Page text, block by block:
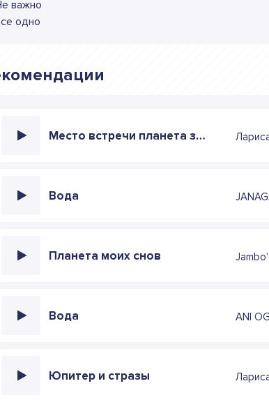
важно
одно
Место встречи планета земля
Вода
Планета моих снов
Вода ANI
Юпитер и стразы